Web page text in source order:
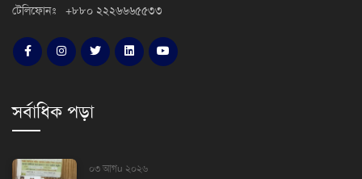
টেলিফোনঃ +৮৮০ ২২২৬৬৬৫৫৩৩
সর্বাধিক পড়া
০৩ আগu ২০২৬